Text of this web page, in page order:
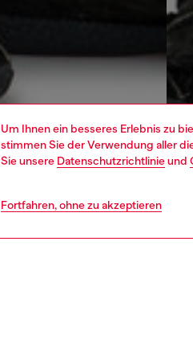
Um Ihnen ein besseres Erlebnis zu
stimmen Sie der Verwendung aller
Sie unsere Datenschutzrichtlinieund
Fortfahren, ohne zu akzeptieren